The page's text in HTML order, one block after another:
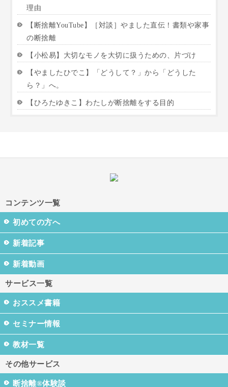
理由
【断捨離YouTube】［対談］やました直伝！書類や家事
の断捨離
【小松易】大切なモノを大切に扱うための、片づけ
【やましたひでこ】「どうして？」から「どうした
ら？」へ。
【ひろたゆきこ】わたしが断捨離をする目的
コンテンツ一覧
初めての方へ
新着記事
新着動画
サービス一覧
おススメ書籍
セミナー情報
教材一覧
その他サービス
断捨離®体験談